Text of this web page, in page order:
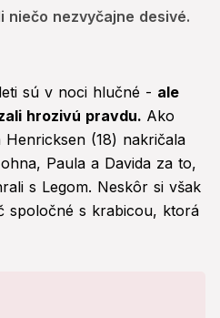
niečo nezvyčajne desivé.
sú v noci hlučné - ale
hrozivú pravdu. Ako
Henricksen (18) nakričala
Paula a Davida za to,
s Legom. Neskôr si však
spoločné s krabicou, ktorá